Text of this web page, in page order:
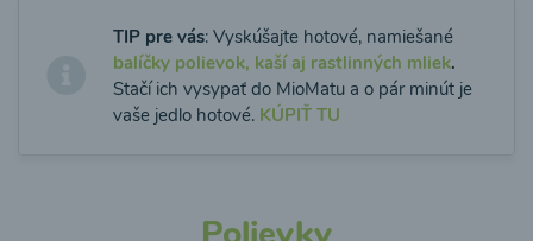
TIP pre vás: Vyskúšajte hotové, namiešané
balíčky polievok, kaší aj rastlinných mliek.
Stačí ich vysypať do MioMatu a o pár minút je
vaše jedlo hotové. KÚPIŤ TU